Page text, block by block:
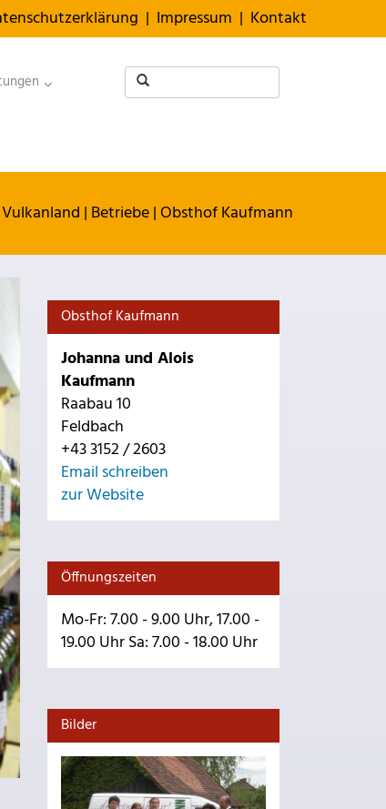
| Impressum | Kontakt
Vulkanland | Betriebe|Obsthof Kaufmann
Obsthof Kaufmann
Johanna und Alois
Kaufmann
Raabau 10
Feldbach
+43 3152 / 2603
Email schreiben
zur Website
Öffnungszeiten
Mo-Fr: 7.00 - 9.00 Uhr, 17.00 -
19.00 Uhr Sa: 7.00 - 18.00 Uhr
Bilder